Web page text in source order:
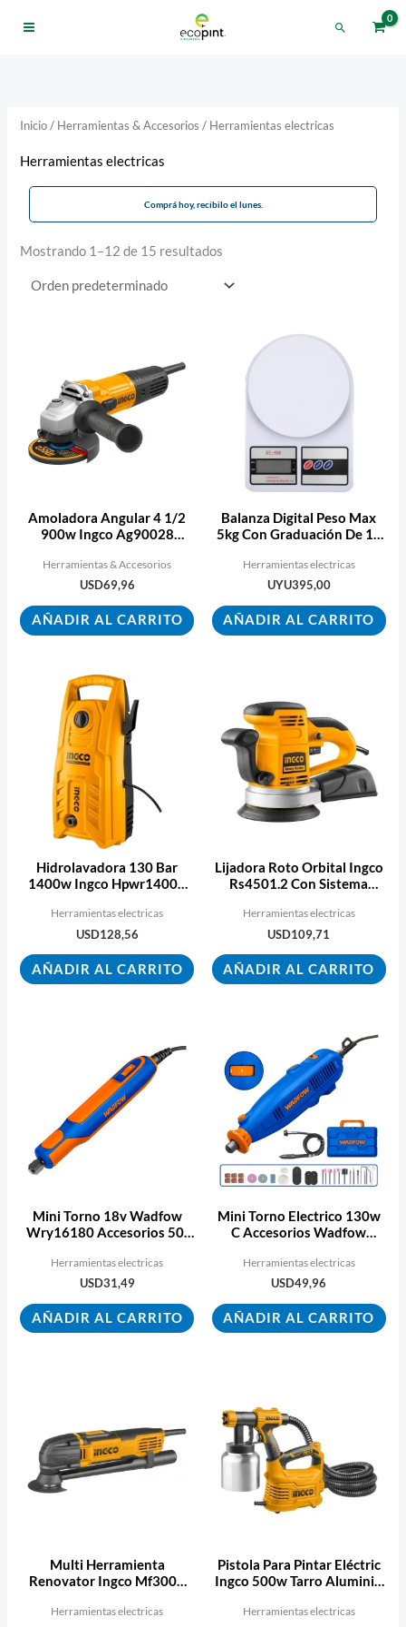
Buscar
Inicio/ Herramientas & Accesorios / Herramientas electricas
Herramientas electricas
Comprá hoy, recibilo el lunes.
Mostrando 1–12 de 15 resultados
Amoladora Angular 4 1/2
900w Ingco Ag90028
Herramientas & Accesorios
USD69,96
AÑADIR AL CARRITO
Balanza Digital Peso Max
5kg Con Graduación De 1g
Herramientas electricas
UYU395,00
AÑADIR AL CARRITO
Hidrolavadora 130 Bar
1400w Ingco Hpwr14008
Herramientas electricas
USD128,56
AÑADIR AL CARRITO
Lijadora Roto Orbital Ingco
Rs4501.2 Con Sistema
Herramientas electricas
USD109,71
AÑADIR AL CARRITO
Mini Torno 18v Wadfow
Wry16180 Accesorios 50-
Herramientas electricas
USD31,49
AÑADIR AL CARRITO
Mini Torno Electrico 130w
C Accesorios Wadfow
Herramientas electricas
USD49,96
AÑADIR AL CARRITO
Multi Herramienta
Renovator Ingco Mf3008
Herramientas electricas
Pistola Para Pintar Eléctric
Ingco 500w Tarro Aluminio
Herramientas electricas